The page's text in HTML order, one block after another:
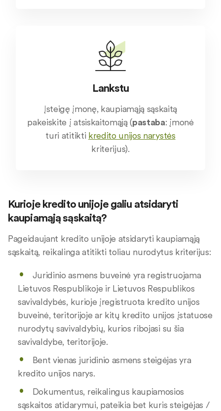
Lankstu
Įsteigę įmonę, kaupiamąją sąskaitą
pakeiskite į atsiskaitomąją (pastaba: įmonė
turi atitikti kredito unijos narystės
kriterijus).
Kurioje kredito unijoje galiu atsidaryti
kaupiamąją sąskaitą?
Pageidaujant kredito unijoje atsidaryti kaupiamąją
sąskaitą, reikalinga atitikti toliau nurodytus kriterijus:
Juridinio asmens buveinė yra registruojama
Lietuvos Respublikoje ir Lietuvos Respublikos
savivaldybės, kurioje įregistruota kredito unijos
buveinė, teritorijoje ar kitų kredito unijos įstatuose
nurodytų savivaldybių, kurios ribojasi su šia
savivaldybe, teritorijoje.
Bent vienas juridinio asmens steigėjas yra
kredito unijos narys.
Dokumentus, reikalingus kaupiamosios
sąskaitos atidarymui, pateikia bet kuris steigėjas /